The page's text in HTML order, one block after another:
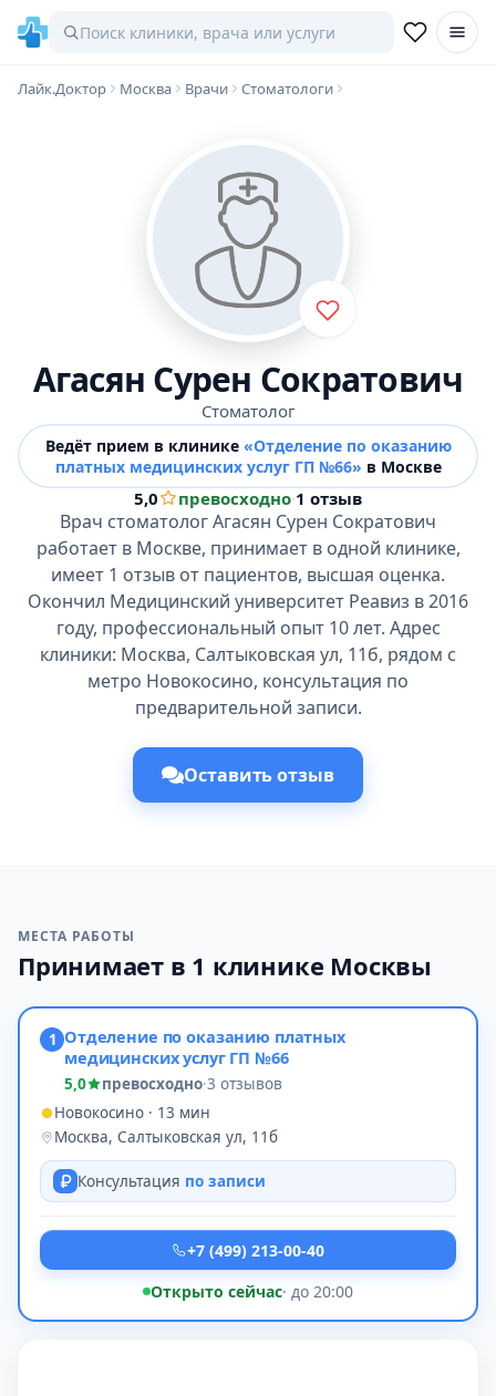
Лайк.Доктор Москва Врачи Стоматологи
Агасян Сурен Сократович
Стоматолог
Ведёт прием в клинике «Отделение по оказанию
платных медицинских услуг ГП №66» в Москве
5,0 превосходно·1 отзыв
Врач стоматолог Агасян Сурен Сократович
работает в Москве, принимает в одной клинике,
имеет 1 отзыв от пациентов, высшая оценка.
Окончил Медицинский университет Реавиз в 2016
году, профессиональный опыт 10 лет. Адрес
клиники: Москва, Салтыковская ул, 11б, рядом с
метро Новокосино, консультация по
предварительной записи.
Оставить отзыв
МЕСТА РАБОТЫ
Принимает в 1 клинике Москвы
1 Отделение по оказанию платных
медицинских услуг ГП №66
5,0 превосходно·3 отзывов
Новокосино · 13 мин
Москва, Салтыковская ул, 11б
Консультация по записи
+7 (499) 213-00-40
Открыто сейчас· до 20:00